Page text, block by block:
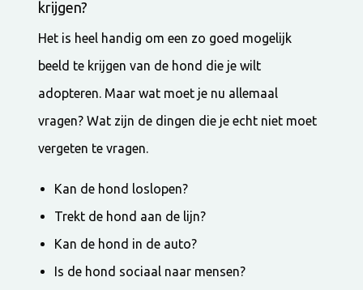
krijgen?
Het is heel handig om een zo goed mogelijk
beeld te krijgen van de hond die je wilt
adopteren. Maar wat moet je nu allemaal
vragen? Wat zijn de dingen die je echt niet moet
vergeten te vragen.
Kan de hond loslopen?
Trekt de hond aan de lijn?
Kan de hond in de auto?
Is de hond sociaal naar mensen?